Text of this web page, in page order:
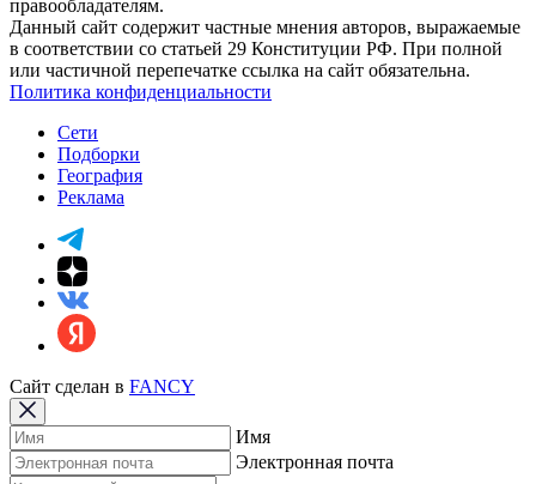
правообладателям.
Данный сайт содержит частные мнения авторов, выражаемые
в соответствии со статьей 29 Конституции РФ. При полной
или частичной перепечатке ссылка на сайт обязательна.
Политика конфиденциальности
Сети
Подборки
География
Реклама
Сайт сделан в FANCY
Имя
Электронная почта